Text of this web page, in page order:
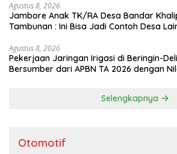
Agustus 8, 2026
Jambore Anak TK/RA Desa Bandar
Tambunan : Ini Bisa Jadi Contoh Desa
Agustus 8, 2026
Pekerjaan Jaringan Irigasi di Beringin-
Bersumber dari APBN TA 2026 dengan
Selengkapnya
Otomotif